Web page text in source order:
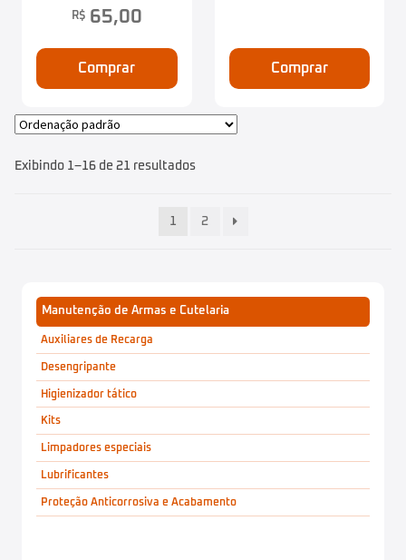
R$ 65,00
Comprar Comprar
Exibindo 1–16 de 21 resultados
1 2
Manutenção de Armas e Cutelaria
Auxiliares de Recarga
Desengripante
Higienizador tático
Kits
Limpadores especiais
Lubrificantes
Proteção Anticorrosiva e Acabamento